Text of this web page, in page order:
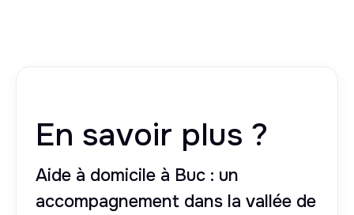
En savoir plus ?
Aide à domicile à Buc : un
accompagnement dans la vallée de